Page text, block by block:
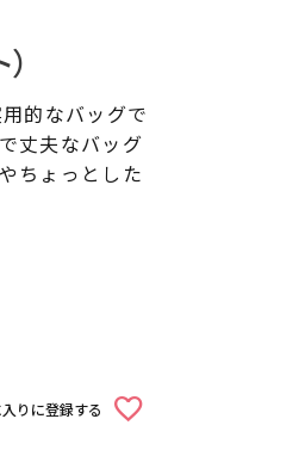
的なバッグで
丈夫なバッグ
ちょっとした
りに登録する